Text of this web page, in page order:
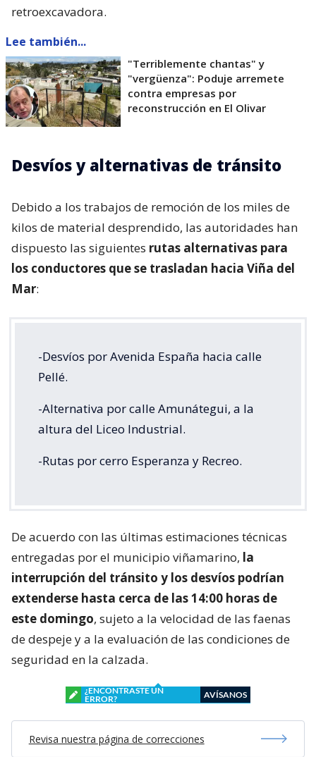
retroexcavadora.
Lee también...
"Terriblemente chantas" y
"vergüenza": Poduje arremete
contra empresas por
reconstrucción en El Olivar
Desvíos y alternativas de tránsito
Debido a los trabajos de remoción de los miles de
kilos de material desprendido, las autoridades han
dispuesto las siguientes rutas alternativas para
los conductores que se trasladan hacia Viña del
Mar:
-Desvíos por Avenida España hacia calle
Pellé.
-Alternativa por calle Amunátegui, a la
altura del Liceo Industrial.
-Rutas por cerro Esperanza y Recreo.
De acuerdo con las últimas estimaciones técnicas
entregadas por el municipio viñamarino, la
interrupción del tránsito y los desvíos podrían
extenderse hasta cerca de las 14:00 horas de
este domingo, sujeto a la velocidad de las faenas
de despeje y a la evaluación de las condiciones de
seguridad en la calzada.
¿ENCONTRASTE UN
ERROR?
AVÍSANOS
Revisa nuestra página de correcciones